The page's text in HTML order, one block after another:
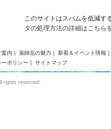
このサイトはスパムを低減す
タの処理方法の詳細はこちら
案内 ｜ 薬師岳の魅力 ｜ 新着＆イベント情報 ｜
ーポリシー ｜ サイトマップ
rights reserved.